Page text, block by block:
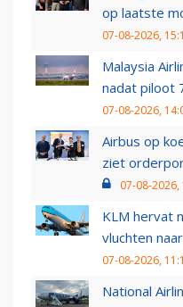
op laatste
07-08-2026,
Malaysia
nadat piloot
07-08-2026,
Airbus op
ziet
07-08-2026,
KLM hervat
vluchten
07-08-2026,
National